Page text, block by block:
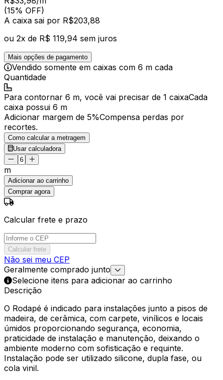
(15% OFF)
A caixa sai por R$203,88
ou 2x de R$ 119,94 sem juros
Mais opções de pagamento
Vendido somente em caixas com 6 m cada
Quantidade
Para contornar 6 m, você vai precisar de 1 caixaCada
caixa possui 6 m
Adicionar margem de 5%Compensa perdas por
recortes.
Como calcular a metragem
Usar calculadora
m
Adicionar ao carrinho
Comprar agora
Calcular frete e prazo
Calcular frete
Não sei meu CEP
Geralmente comprado junto
Selecione itens para adicionar ao carrinho
Descrição
O Rodapé é indicado para instalações junto a pisos de
madeira, de cerâmica, com carpete, vinílicos e locais
úmidos proporcionando segurança, economia,
praticidade de instalação e manutenção, deixando o
ambiente moderno com sofisticação e requinte.
Instalação pode ser utilizado silicone, dupla fase, ou
cola vinil.